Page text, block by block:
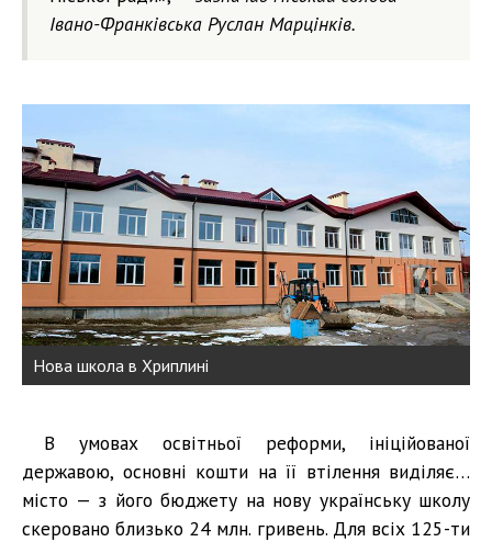
Івано-Франківська Руслан Марцінків.
Нова школа в Хриплині
В умовах освітньої реформи, ініційованої
державою, основні кошти на її втілення виділяє…
місто — з його бюджету на нову українську школу
скеровано близько 24 млн. гривень. Для всіх 125-ти